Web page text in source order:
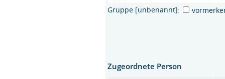
Gruppe [unbenannt]:
Zugeordnete Person